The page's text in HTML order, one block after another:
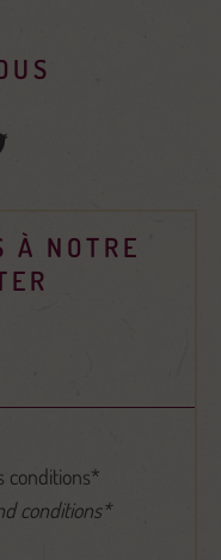
À NOTRE
conditions*
conditions*